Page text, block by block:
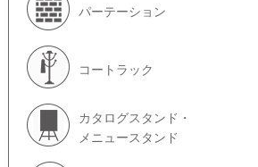
パーテーション
コートラック
カタログスタンド・
メニュースタンド